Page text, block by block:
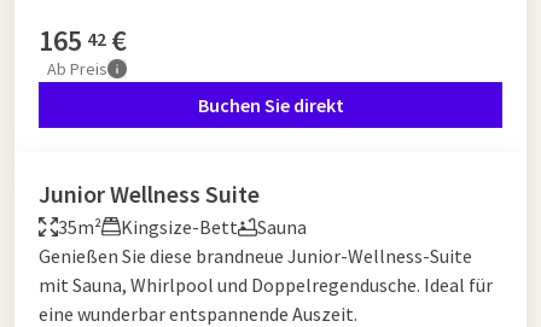
165 42 €
Ab Preis
Buchen Sie direkt
Junior Wellness Suite
35m² Kingsize-Bett
Sauna
Genießen Sie diese brandneue Junior-Wellness-Suite
mit Sauna, Whirlpool und Doppelregendusche. Ideal für
eine wunderbar entspannende Auszeit.